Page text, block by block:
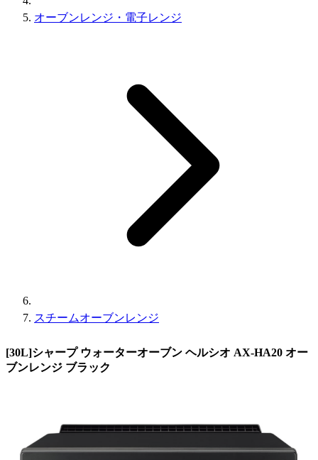
オーブンレンジ・電子レンジ
スチームオーブンレンジ
[30L]シャープ ウォーターオーブン ヘルシオ AX-HA20 オー
ブンレンジ ブラック